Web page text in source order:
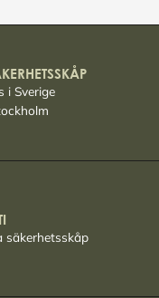
i Sverige
säkerhetsskåp